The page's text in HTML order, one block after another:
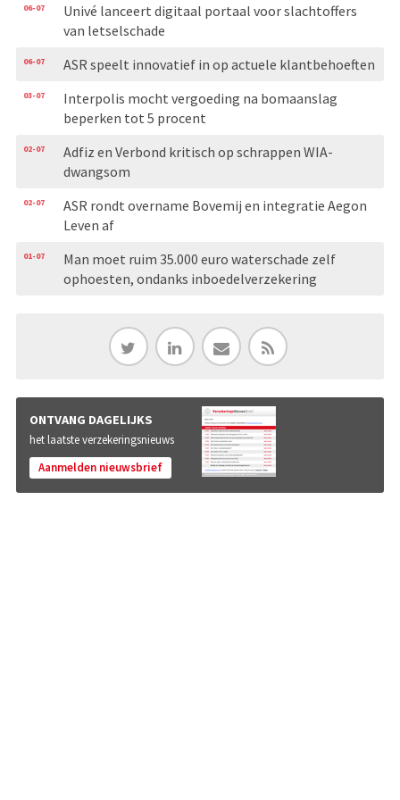
06-07
Univé lanceert digitaal portaal voor slachtoffers
van letselschade
06-07 ASR speelt innovatief in op actuele klantbehoeften
03-07
Interpolis mocht vergoeding na bomaanslag
beperken tot 5 procent
02-07
Adfiz en Verbond kritisch op schrappen WIA-
dwangsom
02-07
ASR rondt overname Bovemij en integratie Aegon
Leven af
01-07
Man moet ruim 35.000 euro waterschade zelf
ophoesten, ondanks inboedelverzekering
ONTVANG DAGELIJKS
het laatste verzekeringsnieuws
Aanmelden nieuwsbrief